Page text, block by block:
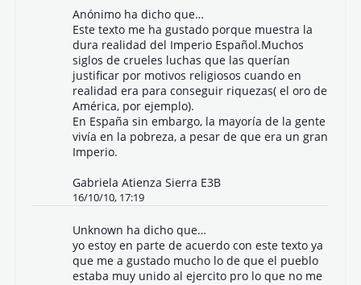
Anónimo ha dicho que…
Este texto me ha gustado porque muestra la
dura realidad del Imperio Español.Muchos
siglos de crueles luchas que las querían
justificar por motivos religiosos cuando en
realidad era para conseguir riquezas( el oro de
América, por ejemplo).
En España sin embargo, la mayoría de la gente
vivía en la pobreza, a pesar de que era un gran
Imperio.
Gabriela Atienza Sierra E3B
16/10/10, 17:19
Unknown ha dicho que…
yo estoy en parte de acuerdo con este texto ya
que me a gustado mucho lo de que el pueblo
estaba muy unido al ejercito pro lo que no me